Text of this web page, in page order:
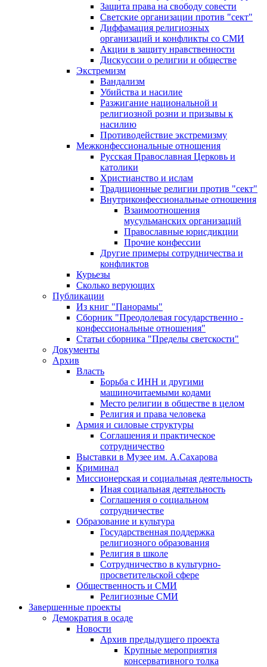
Защита права на свободу совести
Светские организации против "сект"
Диффамация религиозных
организаций и конфликты со СМИ
Акции в защиту нравственности
Дискуссии о религии и обществе
Экстремизм
Вандализм
Убийства и насилие
Разжигание национальной и
религиозной розни и призывы к
насилию
Противодействие экстремизму
Межконфессиональные отношения
Русская Православная Церковь и
католики
Христианство и ислам
Традиционные религии против "сект"
Внутриконфессиональные отношения
Взаимоотношения
мусульманских организаций
Православные юрисдикции
Прочие конфессии
Другие примеры сотрудничества и
конфликтов
Курьезы
Сколько верующих
Публикации
Из книг "Панорамы"
Сборник "Преодолевая государственно -
конфессиональные отношения"
Статьи сборника "Пределы светскости"
Документы
Архив
Власть
Борьба с ИНН и другими
машиночитаемыми кодами
Место религии в обществе в целом
Религия и права человека
Армия и силовые структуры
Соглашения и практическое
сотрудничество
Выставки в Музее им. А.Сахарова
Криминал
Миссионерская и социальная деятельность
Иная социальная деятельность
Соглашения о социальном
сотрудничестве
Образование и культура
Государственная поддержка
религиозного образования
Религия в школе
Сотрудничество в культурно-
просветительской сфере
Общественность и СМИ
Религиозные СМИ
Завершенные проекты
Демократия в осаде
Новости
Архив предыдущего проекта
Крупные мероприятия
консервативного толка